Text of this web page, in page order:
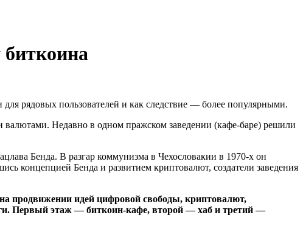
биткоина
рядовых пользователей и как следствие — более популярными.
Недавно в одном пражском заведении (кафе-баре) решили
Бенда. В разгар коммунизма в Чехословакии в 1970-х он
концепцией Бенда и развитием криптовалют, создатели заведения
продвижении идей цифровой свободы, криптовалют,
Первый этаж — биткоин-кафе, второй — хаб и третий —